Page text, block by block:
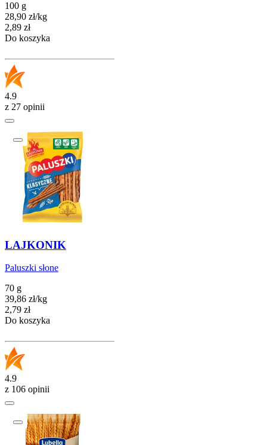
100 g
28,90 zł/kg
Cena
2,89 zł
Do koszyka
4.9
z 27 opinii
LAJKONIK
Paluszki słone
70 g
39,86 zł/kg
Cena
2,79 zł
Do koszyka
4.9
z 106 opinii